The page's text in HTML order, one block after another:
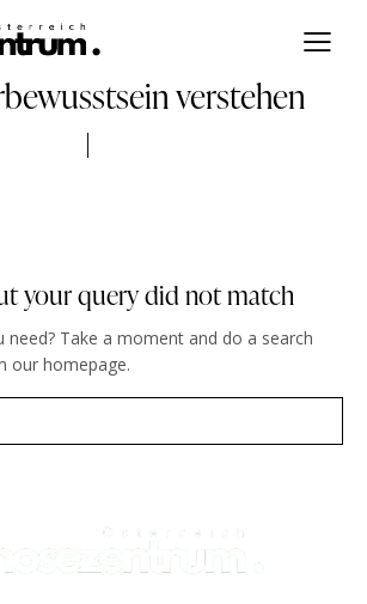
verstehen
your query did not match
need? Take a moment and do a search
our homepage.